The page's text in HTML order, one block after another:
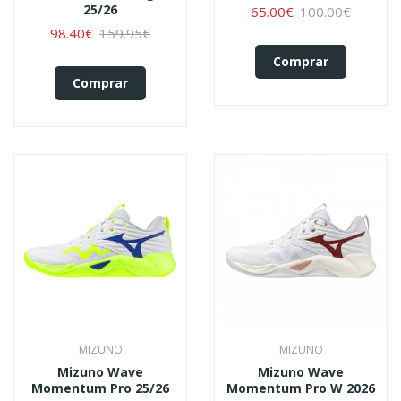
25/26
98.40€ 159.95€
Comprar
Coral)
65.00€ 100.00€
Comprar
MIZUNO
Mizuno Wave
Momentum Pro 25/26
MIZUNO
Mizuno Wave
Momentum Pro W 2026